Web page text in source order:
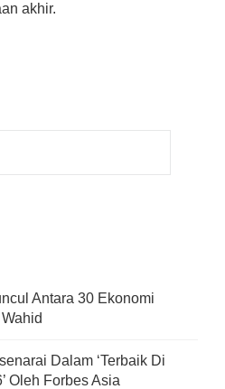
akhir.
Antara 30 Ekonomi
Dalam ‘Terbaik Di
Oleh Forbes Asia